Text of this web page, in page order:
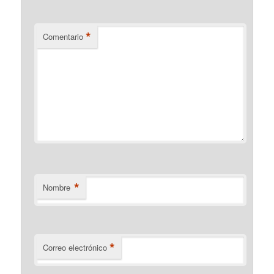
Comentario *
Nombre *
Correo electrónico *